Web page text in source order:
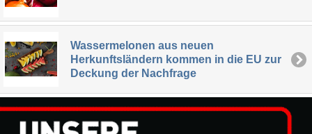
Wassermelonen aus neuen
Herkunftsländern kommen in die EU zur
Deckung der Nachfrage